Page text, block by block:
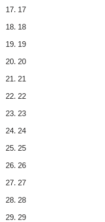
17
18
19
20
21
22
23
24
25
26
27
28
29